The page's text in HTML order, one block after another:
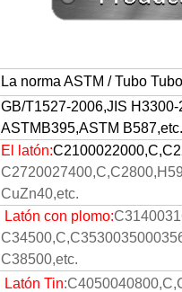
La norma ASTM / Tubo
GB/T1527-2006,JIS
ASTMB395,ASTM B587,etc.
El latón:
C2720027400,C,C2800,
CuZn40,etc.
Latón con plomo:
C38500,etc.
Latón Tin: